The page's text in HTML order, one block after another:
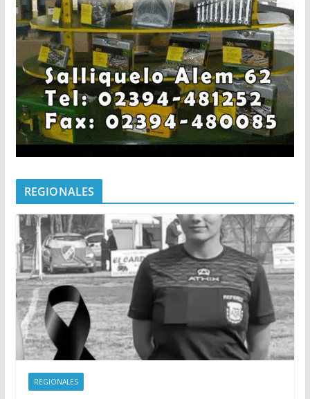
REGIONALES
REGIONALES